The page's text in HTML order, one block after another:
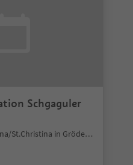
Schgaguler
S.Cristina Gherdëina/St.Christina in Gröden, Kastelruth, Dolomitenregion Seiser Alm